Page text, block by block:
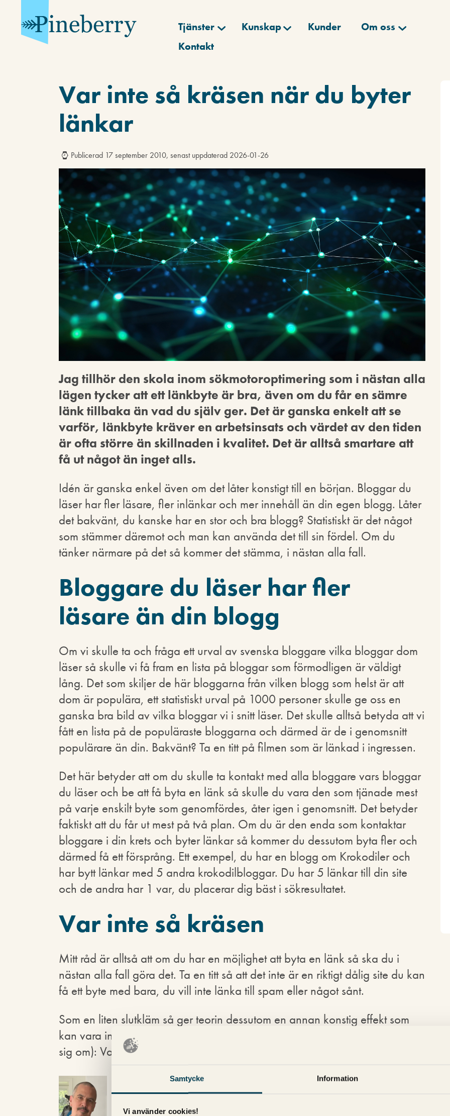
Samtycke Information
Vi använder cookies!
Tjänster Kunskap Kunder
Om oss
Kontakt
Var inte så kräsen när du byter
länkar
Publicerad 17 september 2010, senast uppdaterad 2026-01-26
Jag tillhör den skola inom sökmotoroptimering som i nästan alla
lägen tycker att ett länkbyte är bra, även om du får en sämre
länk tillbaka än vad du själv ger. Det är ganska enkelt att se
varför, länkbyte kräver en arbetsinsats och värdet av den tiden
är ofta större än skillnaden i kvalitet. Det är alltså smartare att
få ut något än inget alls.
Idén är ganska enkel även om det låter konstigt till en början. Bloggar du
läser har fler läsare, fler inlänkar och mer innehåll än din egen blogg. Låter
det bakvänt, du kanske har en stor och bra blogg? Statistiskt är det något
som stämmer däremot och man kan använda det till sin fördel. Om du
tänker närmare på det så kommer det stämma, i nästan alla fall.
Bloggare du läser har fler
läsare än din blogg
Om vi skulle ta och fråga ett urval av svenska bloggare vilka bloggar dom
läser så skulle vi få fram en lista på bloggar som förmodligen är väldigt
lång. Det som skiljer de här bloggarna från vilken blogg som helst är att
dom är populära, ett statistiskt urval på 1000 personer skulle ge oss en
ganska bra bild av vilka bloggar vi i snitt läser. Det skulle alltså betyda att vi
fått en lista på de populäraste bloggarna och därmed är de i genomsnitt
populärare än din. Bakvänt? Ta en titt på filmen som är länkad i ingressen.
Det här betyder att om du skulle ta kontakt med alla bloggare vars bloggar
du läser och be att få byta en länk så skulle du vara den som tjänade mest
på varje enskilt byte som genomfördes, åter igen i genomsnitt. Det betyder
faktiskt att du får ut mest på två plan. Om du är den enda som kontaktar
bloggare i din krets och byter länkar så kommer du dessutom byta fler och
därmed få ett försprång. Ett exempel, du har en blogg om Krokodiler och
har bytt länkar med 5 andra krokodilbloggar. Du har 5 länkar till din site
och de andra har 1 var, du placerar dig bäst i sökresultatet.
Var inte så kräsen
Mitt råd är alltså att om du har en möjlighet att byta en länk så ska du i
nästan alla fall göra det. Ta en titt så att det inte är en riktigt dålig site du kan
få ett byte med bara, du vill inte länka till spam eller något sånt.
Som en liten slutkläm så ger teorin dessutom en annan konstig effekt som
kan vara intressant att tänka på (men nog inte så viktig att det är värt att bry
sig om): Vad innebär det om folk som kontaktar dig och vill byta en länk?
Magnus Bråth